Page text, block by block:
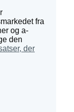
fra
og a-
den
der